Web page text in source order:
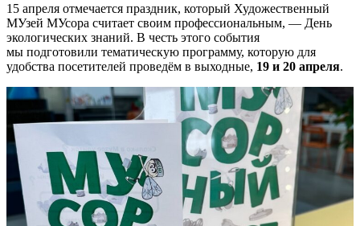
15 апреля отмечается праздник, который Художественный
МУзей МУсора считает своим профессиональным, — День
экологических знаний. В честь этого события
мы подготовили тематическую программу, которую для
удобства посетителей проведём в выходные, 19 и 20 апреля.